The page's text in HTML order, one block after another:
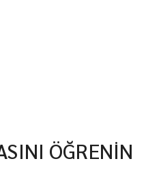
ÖĞRENİN